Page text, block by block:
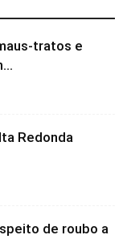
tratos e
Redonda
de roubo a